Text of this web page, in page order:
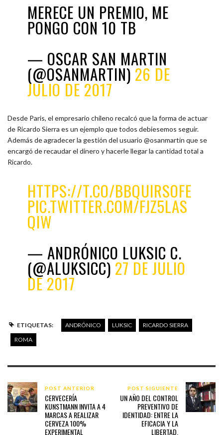
MERECE UN PREMIO, ME
PONGO CON 10 TB
— OSCAR SAN MARTIN
(@OSANMARTIN) 26 DE
JULIO DE 2017
Desde Paris, el empresario chileno recalcó que la forma de actuar
de Ricardo Sierra es un ejemplo que todos debiesemos seguir.
Además de agradecer la gestión del usuario @osanmartin que se
encargó de recaudar el dinero y hacerle llegar la cantidad total a
Ricardo.
HTTPS://T.CO/BBQUIRSOFE
PIC.TWITTER.COM/FJZ5LAS
QIW
— ANDRÓNICO LUKSIC C.
(@ALUKSICC) 27 DE JULIO
DE 2017
ETIQUETAS: ANDRÓNICO LUKSIC
RICARDO SIERRA
ROMA
POST ANTERIOR
CERVECERÍA
KUNSTMANN INVITA A 4
MARCAS A REALIZAR
CERVEZA 100%
EXPERIMENTAL
POST SIGUIENTE
UN AÑO DEL CONTROL
PREVENTIVO DE
IDENTIDAD: ENTRE LA
EFICACIA Y LA
LIBERTAD.